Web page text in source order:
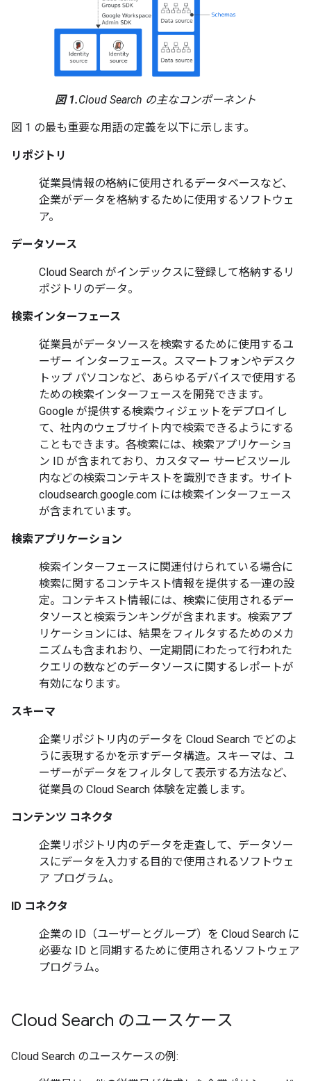
図 1.Cloud Search の主なコンポーネント
図 1 の最も重要な用語の定義を以下に示します。
リポジトリ
従業員情報の格納に使用されるデータベースなど、
企業がデータを格納するために使用するソフトウェ
ア。
データソース
Cloud Search がインデックスに登録して格納するリ
ポジトリのデータ。
検索インターフェース
従業員がデータソースを検索するために使用するユ
ーザー インターフェース。スマートフォンやデスク
トップ パソコンなど、あらゆるデバイスで使用する
ための検索インターフェースを開発できます。
Google が提供する検索ウィジェットをデプロイし
て、社内のウェブサイト内で検索できるようにする
こともできます。各検索には、検索アプリケーショ
ン ID が含まれており、カスタマー サービスツール
内などの検索コンテキストを識別できます。サイト
cloudsearch.google.com には検索インターフェース
が含まれています。
検索アプリケーション
検索インターフェースに関連付けられている場合に
検索に関するコンテキスト情報を提供する一連の設
定。コンテキスト情報には、検索に使用されるデー
タソースと検索ランキングが含まれます。検索アプ
リケーションには、結果をフィルタするためのメカ
ニズムも含まれおり、一定期間にわたって行われた
クエリの数などのデータソースに関するレポートが
有効になります。
スキーマ
企業リポジトリ内のデータを Cloud Search でどのよ
うに表現するかを示すデータ構造。スキーマは、ユ
ーザーがデータをフィルタして表示する方法など、
従業員の Cloud Search 体験を定義します。
コンテンツ コネクタ
企業リポジトリ内のデータを走査して、データソー
スにデータを入力する目的で使用されるソフトウェ
ア プログラム。
ID コネクタ
企業の ID（ユーザーとグループ）を Cloud Search に
必要な ID と同期するために使用されるソフトウェア
プログラム。
Cloud Search のユースケース
Cloud Search のユースケースの例: